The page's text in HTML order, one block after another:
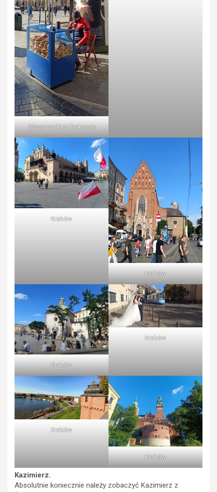
Obwarzanki w Krakowie
Kraków
Kraków
Kraków
Kraków
Kraków
Kraków
Kazimierz.
Absolutnie koniecznie należy zobaczyć Kazimierz z